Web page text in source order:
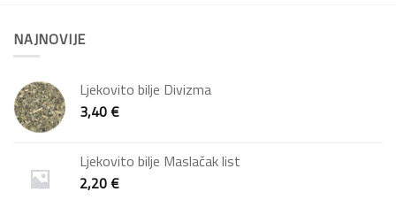
NAJNOVIJE
Ljekovito bilje Divizma
3,40€
Ljekovito bilje Maslačak list
2,20€